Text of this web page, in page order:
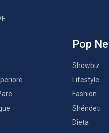
Pop
Showbiz
Lifestyle
Fashion
Shëndeti
Dieta